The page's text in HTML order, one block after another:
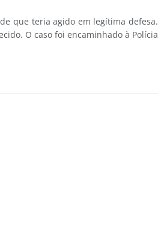
que teria agido em legítima defesa.
O caso foi encaminhado à Polícia